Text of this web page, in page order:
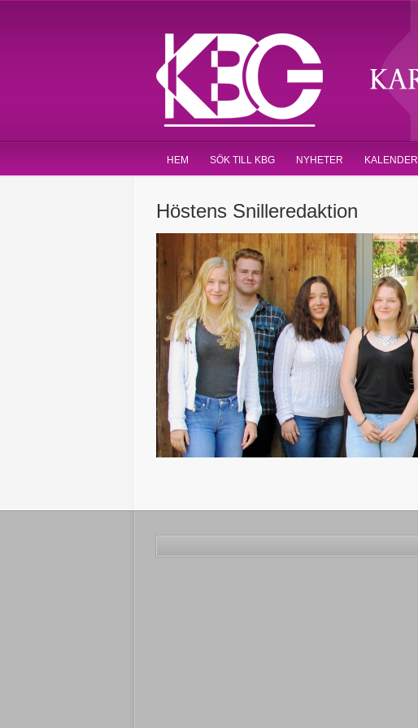
HEM SÖK TILL KBG NYHETER KALENDER
Höstens Snilleredaktion